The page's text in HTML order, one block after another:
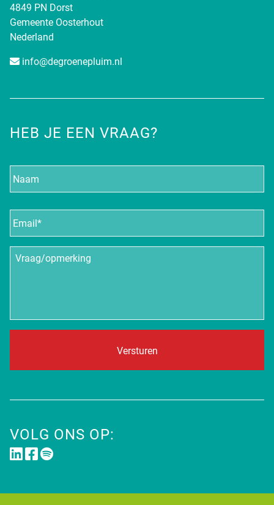
4849 PN Dorst
Gemeente Oosterhout
Nederland
info@degroenepluim.nl
HEB JE EEN VRAAG?
E-
mailadres
Vraag/opmerking
VOLG ONS OP: